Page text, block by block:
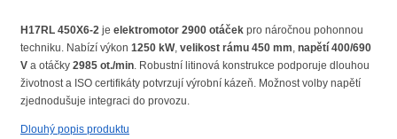
H17RL 450X6-2 je elektromotor 2900 otáček pro náročnou pohonnou
techniku. Nabízí výkon 1250 kW, velikost rámu 450 mm, napětí 400/690
V a otáčky 2985 ot./min. Robustní litinová konstrukce podporuje dlouhou
životnost a ISO certifikáty potvrzují výrobní kázeň. Možnost volby napětí
zjednodušuje integraci do provozu.
Dlouhý popis produktu